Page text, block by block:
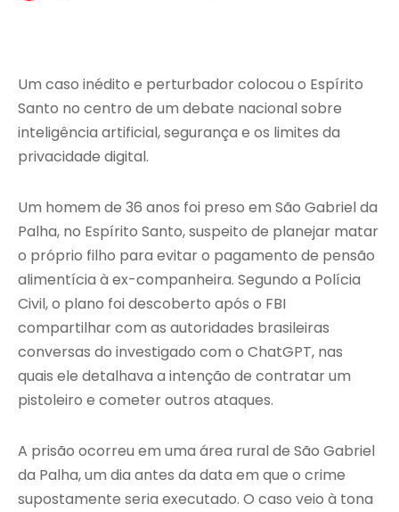
Um caso inédito e perturbador colocou o Espírito
Santo no centro de um debate nacional sobre
inteligência artificial, segurança e os limites da
privacidade digital.
Um homem de 36 anos foi preso em São Gabriel da
Palha, no Espírito Santo, suspeito de planejar matar
o próprio filho para evitar o pagamento de pensão
alimentícia à ex-companheira. Segundo a Polícia
Civil, o plano foi descoberto após o FBI
compartilhar com as autoridades brasileiras
conversas do investigado com o ChatGPT, nas
quais ele detalhava a intenção de contratar um
pistoleiro e cometer outros ataques.
A prisão ocorreu em uma área rural de São Gabriel
da Palha, um dia antes da data em que o crime
supostamente seria executado. O caso veio à tona